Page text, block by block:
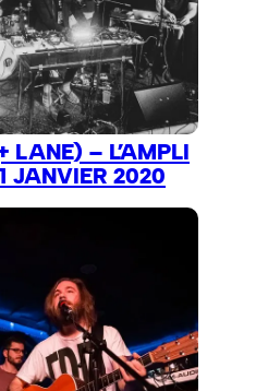
LANE) – L’AMPLI
JANVIER 2020